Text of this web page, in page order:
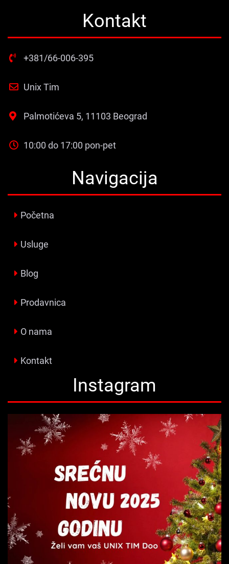
Kontakt
+381/66-006-395
Unix Tim
Palmotićeva 5, 11103 Beograd
10:00 do 17:00 pon-pet
Navigacija
Početna
Usluge
Blog
Prodavnica
O nama
Kontakt
Instagram